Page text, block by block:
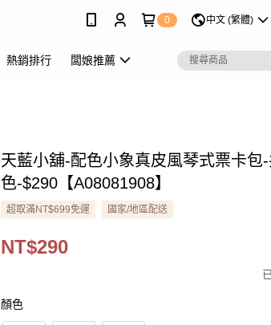
0 中文 (繁體)
熱銷排行 闆娘推薦
天藍小舖-配色小象真皮風琴式票卡包
色-$290【A08081908】
超取滿NT$699免運 國家/地區配送
NT$290
顏色